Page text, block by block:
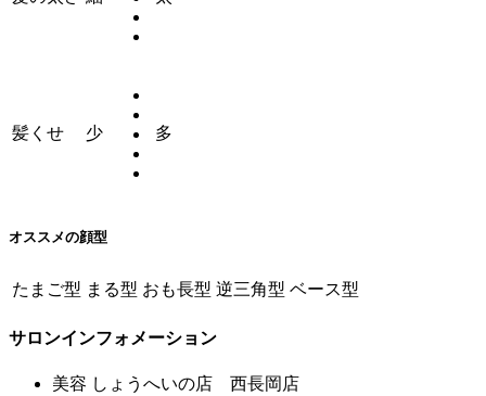
髪くせ 少 多
オススメの顔型
たまご型 まる型 おも長型 逆三角型 ベース型
サロンインフォメーション
美容 しょうへいの店 西長岡店